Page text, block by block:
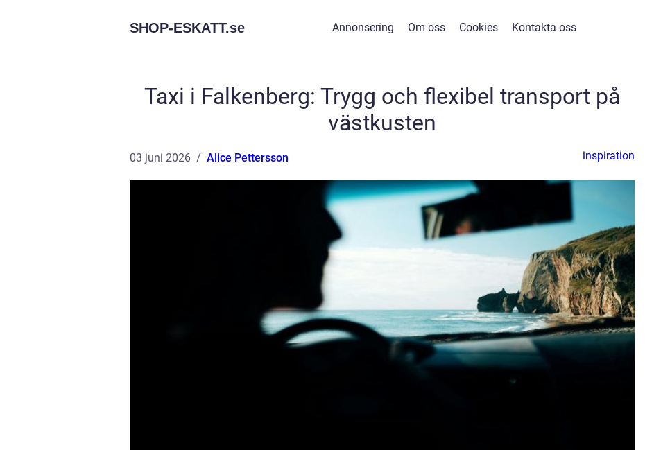
SHOP-ESKATT.se Annonsering Om oss Cookies Kontakta oss
Taxi i Falkenberg: Trygg och flexibel transport på
västkusten
03 juni 2026 Alice Pettersson inspiration